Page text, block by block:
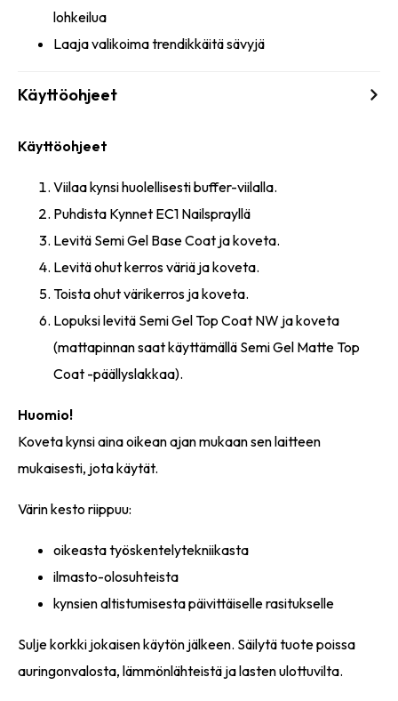
lohkeilua
Laaja valikoima trendikkäitä sävyjä
Käyttöohjeet
Käyttöohjeet
Viilaa kynsi huolellisesti buffer-viilalla.
Puhdista Kynnet EC1 Nailsprayllä
Levitä Semi Gel Base Coat ja koveta.
Levitä ohut kerros väriä ja koveta.
Toista ohut värikerros ja koveta.
Lopuksi levitä Semi Gel Top Coat NW ja koveta
(mattapinnan saat käyttämällä Semi Gel Matte Top
Coat -päällyslakkaa).
Huomio!
Koveta kynsi aina oikean ajan mukaan sen laitteen
mukaisesti, jota käytät.
Värin kesto riippuu:
oikeasta työskentelytekniikasta
ilmasto-olosuhteista
kynsien altistumisesta päivittäiselle rasitukselle
Sulje korkki jokaisen käytön jälkeen. Säilytä tuote poissa
auringonvalosta, lämmönlähteistä ja lasten ulottuvilta.